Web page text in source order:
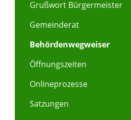
Grußwort Bürgermeister
Gemeinderat
Behördenwegweiser
Öffnungszeiten
Onlineprozesse
Satzungen